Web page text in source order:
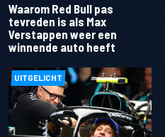
Waarom Red Bull pas
tevreden is als Max
Verstappen weer een
winnende auto heeft
UITGELICHT